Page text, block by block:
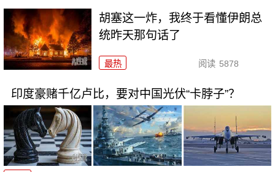
胡塞这一炸，我终于看懂伊朗总
统昨天那句话了
最热 阅读 5878
印度豪赌千亿卢比，要对中国光伏“卡脖子”？